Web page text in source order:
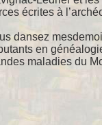
écrites à
dansez
en
maladies du